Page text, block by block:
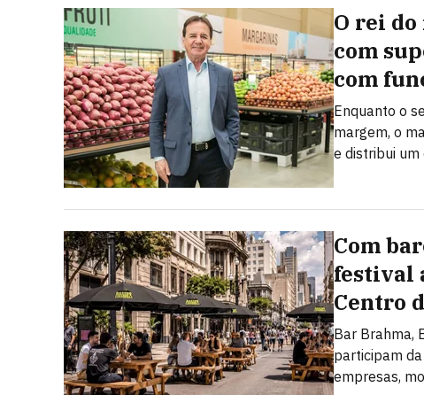
O rei
com
com
Enquanto o
margem, o
e distribui
Com
festival
Centro
Bar Brahma,
participam
empresas,